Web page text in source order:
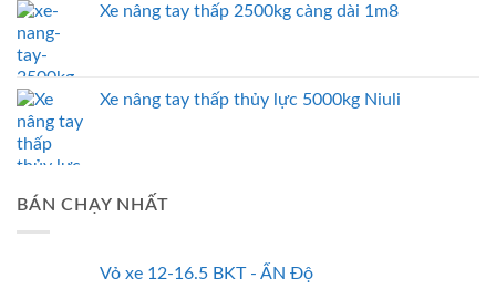
Xe nâng tay thấp 2500kg càng dài 1m8
Xe nâng tay thấp thủy lực 5000kg Niuli
BÁN CHẠY NHẤT
Vỏ xe 12-16.5 BKT - ẤN Độ